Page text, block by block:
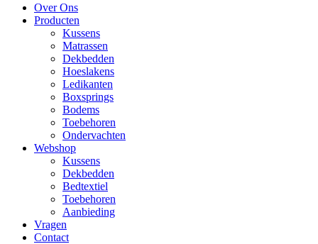
Over Ons
Producten
Kussens
Matrassen
Dekbedden
Hoeslakens
Ledikanten
Boxsprings
Bodems
Toebehoren
Ondervachten
Webshop
Kussens
Dekbedden
Bedtextiel
Toebehoren
Aanbieding
Vragen
Contact